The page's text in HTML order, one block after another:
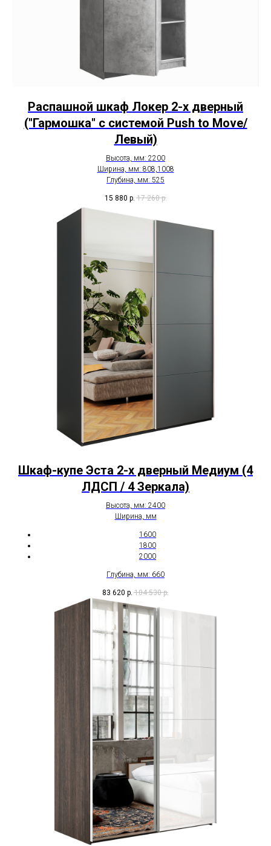
Распашной шкаф Локер 2-х дверный
("Гармошка" с системой Push to Move/
Левый)
Высота, мм: 2200
Ширина, мм: 808,1008
Глубина, мм: 525
15 880 р. 17 260 р.
Шкаф-купе Эста 2-х дверный Медиум (4
ЛДСП / 4 Зеркала)
Высота, мм: 2400
Ширина, мм
1600
1800
2000
Глубина, мм: 660
83 620 р. 104 530 р.